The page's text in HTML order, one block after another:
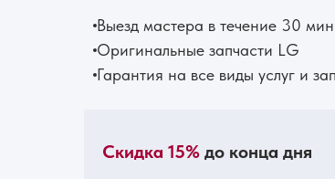
Выезд мастера в течение 30 мин
Оригинальные запчасти LG
Гарантия на все виды услуг и
Скидка 15% до конца дня